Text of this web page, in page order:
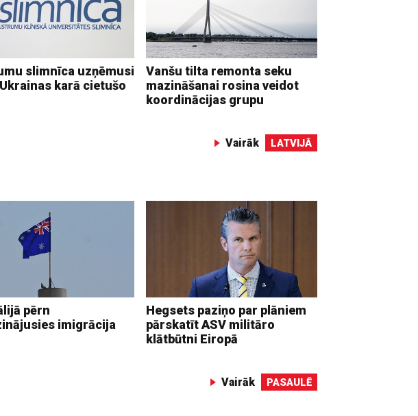
slimnīca uzņēmusi
karā cietušo
Vanšu tilta remonta seku
mazināšanai rosina veidot
koordinācijas grupu
Vairāk LATVIJĀ
pērn
imigrācija
Hegsets paziņo par plāniem
pārskatīt ASV militāro
klātbūtni Eiropā
Vairāk PASAULĒ